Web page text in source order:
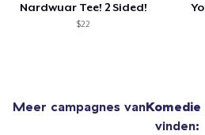
Nardwuar Tee! 2 Sided!
$22
Meer campagnes vanKomedie
vinden: